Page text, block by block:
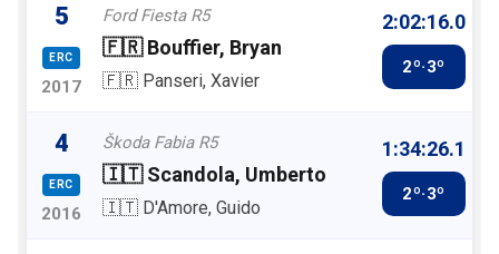
5
ERC
2017
Ford Fiesta R5
🇫🇷 Bouffier, Bryan
🇫🇷 Panseri, Xavier
2:02:16.0
2º·3º
4
ERC
2016
Škoda Fabia R5
🇮🇹 Scandola, Umberto
🇮🇹 D'Amore, Guido
1:34:26.1
2º·3º